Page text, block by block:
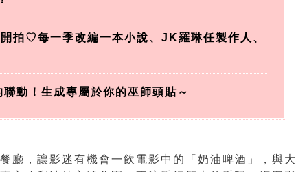
拍♡每一季改編一本小說、JK羅琳任製作人、
動！生成專屬於你的巫師頭貼～
廳，讓影迷有機會一飲電影中的「奶油啤酒」，與大